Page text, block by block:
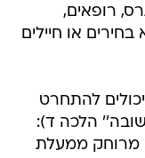
רופאים,
או חיילים
להתחרט
הלכה ד):
מרוחק ממעלת